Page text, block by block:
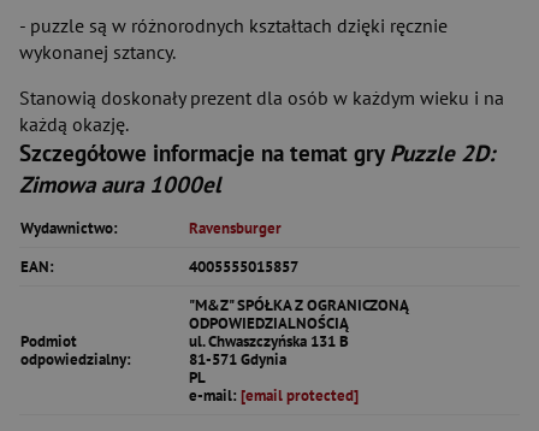
- puzzle są w różnorodnych kształtach dzięki ręcznie
wykonanej sztancy.
Stanowią doskonały prezent dla osób w każdym wieku i na
każdą okazję.
Szczegółowe informacje na temat gry Puzzle 2D:
Zimowa aura 1000el
Wydawnictwo:
Ravensburger
EAN:
4005555015857
Podmiot
odpowiedzialny:
"M&Z" SPÓŁKA Z OGRANICZONĄ
ODPOWIEDZIALNOŚCIĄ
ul. Chwaszczyńska 131 B
81-571 Gdynia
PL
e-mail: [email protected]